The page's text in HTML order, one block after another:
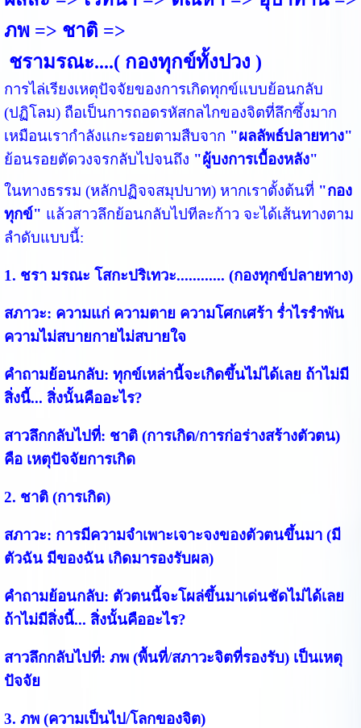
ภพ => ชาติ =>
ชรามรณะ....( กองทุกข์ทั้งปวง )
การไล่เรียงเหตุปัจจัยของการเกิดทุกข์แบบย้อนกลับ
(ปฏิโลม) ถือเป็นการถอดรหัสกลไกของจิตที่ลึกซึ้งมาก
เหมือนเรากำลังแกะรอยตามสืบจาก "ผลลัพธ์ปลายทาง"
ย้อนรอยตัดวงจรกลับไปจนถึง "ผู้บงการเบื้องหลัง"
ในทางธรรม (หลักปฏิจจสมุปบาท) หากเราตั้งต้นที่ "กอง
ทุกข์" แล้วสาวลึกย้อนกลับไปทีละก้าว จะได้เส้นทางตาม
ลำดับแบบนี้:
1. ชรา มรณะ โสกะปริเทวะ............ (กองทุกข์ปลายทาง)
สภาวะ: ความแก่ ความตาย ความโศกเศร้า ร่ำไรรำพัน
ความไม่สบายกายไม่สบายใจ
คำถามย้อนกลับ: ทุกข์เหล่านี้จะเกิดขึ้นไม่ได้เลย ถ้าไม่มี
สิ่งนี้... สิ่งนั้นคืออะไร?
สาวลึกกลับไปที่: ชาติ (การเกิด/การก่อร่างสร้างตัวตน)
คือ เหตุปัจจัยการเกิด
2. ชาติ (การเกิด)
สภาวะ: การมีความจำเพาะเจาะจงของตัวตนขึ้นมา (มี
ตัวฉัน มีของฉัน เกิดมารองรับผล)
คำถามย้อนกลับ: ตัวตนนี้จะโผล่ขึ้นมาเด่นชัดไม่ได้เลย
ถ้าไม่มีสิ่งนี้... สิ่งนั้นคืออะไร?
สาวลึกกลับไปที่: ภพ (พื้นที่/สภาวะจิตที่รองรับ) เป็นเหตุ
ปัจจัย
3. ภพ (ความเป็นไป/โลกของจิต)